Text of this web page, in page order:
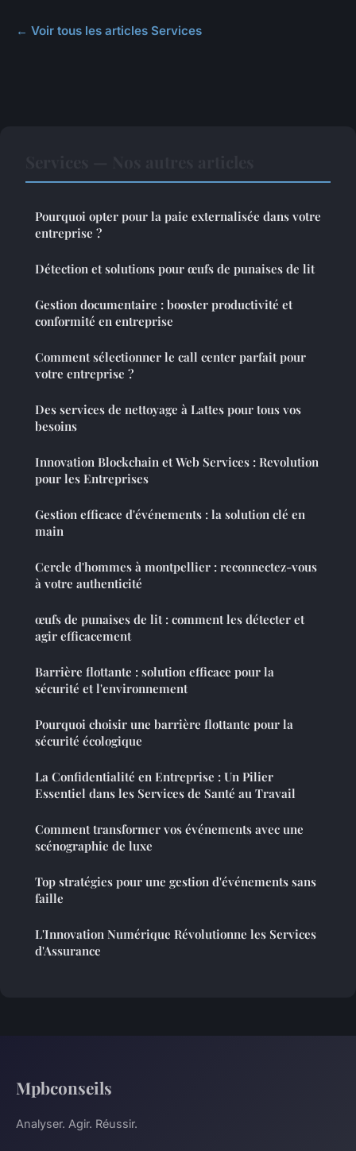
← Voir tous les articles Services
Pourquoi opter pour la paie externalisée dans votre
entreprise ?
Détection et solutions pour œufs de punaises de lit
Gestion documentaire : booster productivité et
conformité en entreprise
Comment sélectionner le call center parfait pour
votre entreprise ?
Des services de nettoyage à Lattes pour tous vos
besoins
Innovation Blockchain et Web Services : Revolution
pour les Entreprises
Gestion efficace d'événements : la solution clé en
main
Cercle d'hommes à montpellier : reconnectez-vous
à votre authenticité
œufs de punaises de lit : comment les détecter et
agir efficacement
Barrière flottante : solution efficace pour la
sécurité et l'environnement
Pourquoi choisir une barrière flottante pour la
sécurité écologique
La Confidentialité en Entreprise : Un Pilier
Essentiel dans les Services de Santé au Travail
Comment transformer vos événements avec une
scénographie de luxe
Top stratégies pour une gestion d'événements sans
faille
L'Innovation Numérique Révolutionne les Services
d'Assurance
Mpbconseils
Analyser. Agir. Réussir.